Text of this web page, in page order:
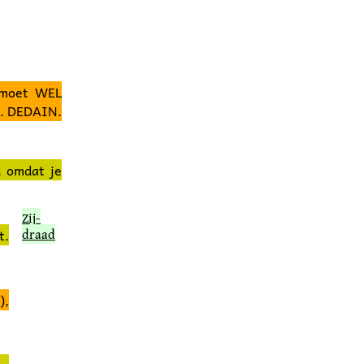
WEL
DEDAIN.
omdat je
Zij­
draad